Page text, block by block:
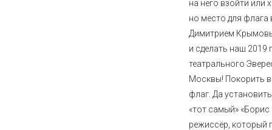
на него взойти или
но место для
Димитрием
и сделать наш 2019
театрального
Москвы! Покорить
флаг. Да
«тот самый»
режиссёр, который